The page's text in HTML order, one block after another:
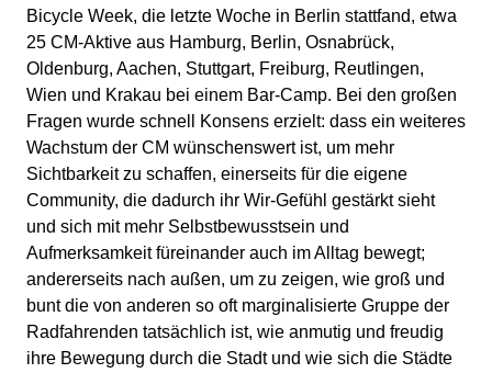
Bicycle Week, die letzte Woche in Berlin stattfand, etwa
25 CM-Aktive aus Hamburg, Berlin, Osnabrück,
Oldenburg, Aachen, Stuttgart, Freiburg, Reutlingen,
Wien und Krakau bei einem Bar-Camp. Bei den großen
Fragen wurde schnell Konsens erzielt: dass ein weiteres
Wachstum der CM wünschenswert ist, um mehr
Sichtbarkeit zu schaffen, einerseits für die eigene
Community, die dadurch ihr Wir-Gefühl gestärkt sieht
und sich mit mehr Selbstbewusstsein und
Aufmerksamkeit füreinander auch im Alltag bewegt;
andererseits nach außen, um zu zeigen, wie groß und
bunt die von anderen so oft marginalisierte Gruppe der
Radfahrenden tatsächlich ist, wie anmutig und freudig
ihre Bewegung durch die Stadt und wie sich die Städte